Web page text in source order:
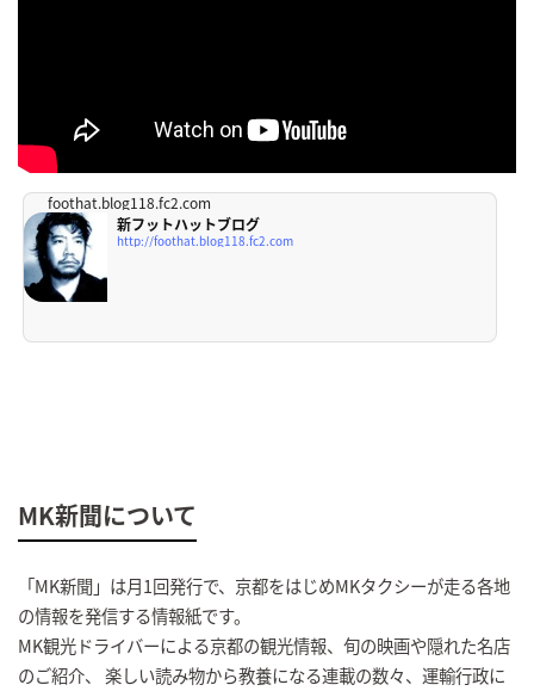
foothat.blog118.fc2.com
新フットハットブログ
http://foothat.blog118.fc2.com
MK新聞について
「MK新聞」は月1回発行で、京都をはじめMKタクシーが走る各地
の情報を発信する情報紙です。
MK観光ドライバーによる京都の観光情報、旬の映画や隠れた名店
のご紹介、 楽しい読み物から教養になる連載の数々、運輸行政に